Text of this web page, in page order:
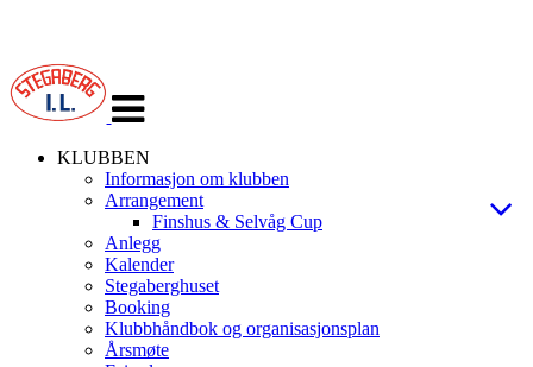
navigasjon
KLUBBEN
Informasjon om klubben
Arrangement
Finshus & Selvåg Cup
Anlegg
Kalender
Stegaberghuset
Booking
Klubbhåndbok og organisasjonsplan
Årsmøte